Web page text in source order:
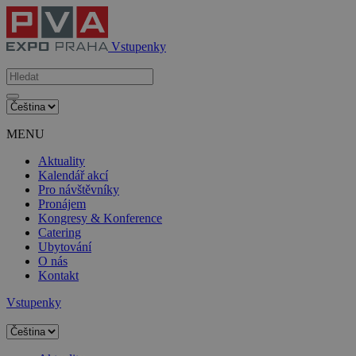
Vstupenky
MENU
Aktuality
Kalendář akcí
Pro návštěvníky
Pronájem
Kongresy & Konference
Catering
Ubytování
O nás
Kontakt
Vstupenky